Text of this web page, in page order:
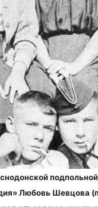
Любовь Шевцова